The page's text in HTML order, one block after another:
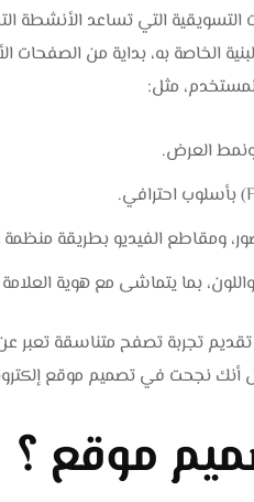
التي تساعد الأنشطة
الخاصة به، بداية من الصفحات
مثل:
ونمط العرض.
ومقاطع الفيديو بطريقة
بما يتماشى مع هوية
تجربة تصفح متناسقة
أنك نجحت في تصميم موقع
موقع ؟